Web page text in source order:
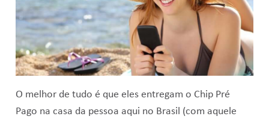
O melhor de tudo é que eles entregam o Chip Pré
Pago na casa da pessoa aqui no Brasil (com aquele